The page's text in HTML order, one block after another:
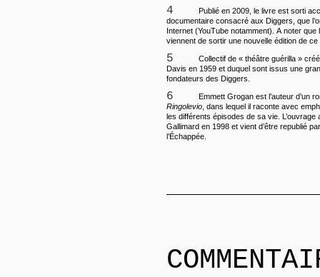
4
Publié en 2009, le livre est sorti
documentaire consacré aux Diggers, que
Internet (YouTube notamment). A noter que
viennent de sortir une nouvelle édition de
5
Collectif de « théâtre guérilla »
Davis en 1959 et duquel sont issus une
fondateurs des Diggers.
6
Emmett Grogan est l’auteur d’un
Ringolevio , dans lequel il raconte avec
les différents épisodes de sa vie. L’ouvrage
Gallimard en 1998 et vient d’être republié
l’Échappée.